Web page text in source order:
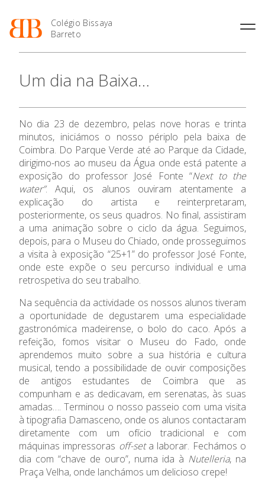
Colégio Bissaya
Barreto
O Colégio
Projeto Educativo
Colaboradores Docentes
Colaboradores Não
Docentes
Instalações
Ofertas de emprego
Regulamentos
Jornal “O Coreto”
Privacidade
Oferta Formativa
Enriquecimento Curricular
Serviços
Sala de Estudo
Atividades de Interrupção
Letiva
Academia de Línguas
Ensino Profissional
Profissionais
Curso de Técnico de
Termalismo
Curso de Técnico/a de Apoio
à Família e à Comunidade
Ofertas de Emprego
Ano Letivo
2027
Portal do Aluno/Encarregado
de Educação
SIGE
Secretariado de Exames
Admissão
Informações
APEE
Notícias
Um dia na Baixa…
No dia 23 de dezembro, pelas nove horas e trinta
minutos, iniciámos o nosso périplo pela baixa de
Coimbra. Do Parque Verde até ao Parque da Cidade,
dirigimo-nos ao museu da Água onde está patente a
exposição do professor José Fonte “Next to the
water”. Aqui, os alunos ouviram atentamente a
explicação do artista e reinterpretaram,
posteriormente, os seus quadros. No final, assistiram
a uma animação sobre o ciclo da água. Seguimos,
depois, para o Museu do Chiado, onde prosseguimos
a visita à exposição “25+1” do professor José Fonte,
onde este expõe o seu percurso individual e uma
retrospetiva do seu trabalho.
Na sequência da actividade os nossos alunos tiveram
a oportunidade de degustarem uma especialidade
gastronómica madeirense, o bolo do caco. Após a
refeição, fomos visitar o Museu do Fado, onde
aprendemos muito sobre a sua história e cultura
musical, tendo a possibilidade de ouvir composições
de antigos estudantes de Coimbra que as
compunham e as dedicavam, em serenatas, às suas
amadas…. Terminou o nosso passeio com uma visita
à tipografia Damasceno, onde os alunos contactaram
diretamente com um ofício tradicional e com
máquinas impressoras off-seta laborar. Fechámos o
dia com “chave de ouro”, numa ida à Nutelleria, na
Praça Velha, onde lanchámos um delicioso crepe!